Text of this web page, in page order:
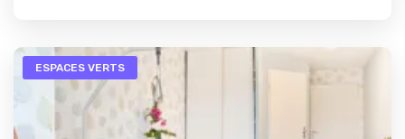
ESPACES VERTS